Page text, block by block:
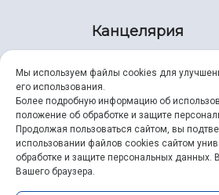
Канцелярия
8 (846) 267-43-70
ssau@ssau.ru
Мы используем файлы cookies для
его использования.
Более подробную информацию об
положение об обработке и защите
Продолжая пользоваться сайтом, вы
использовании файлов cookies сайтом
обработке и защите персональных
Вашего браузера.